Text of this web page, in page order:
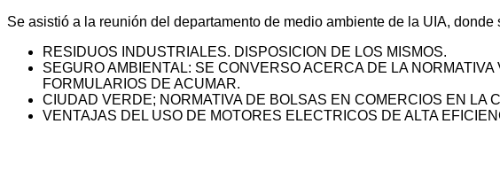
Se asistió a la reunión del departamento de medio ambiente de la UIA,
RESIDUOS INDUSTRIALES. DISPOSICION DE LOS MISMOS.
SEGURO AMBIENTAL: SE CONVERSO ACERCA DE LA
FORMULARIOS DE ACUMAR.
CIUDAD VERDE; NORMATIVA DE BOLSAS EN COMERCIOS EN LA
VENTAJAS DEL USO DE MOTORES ELECTRICOS DE ALTA